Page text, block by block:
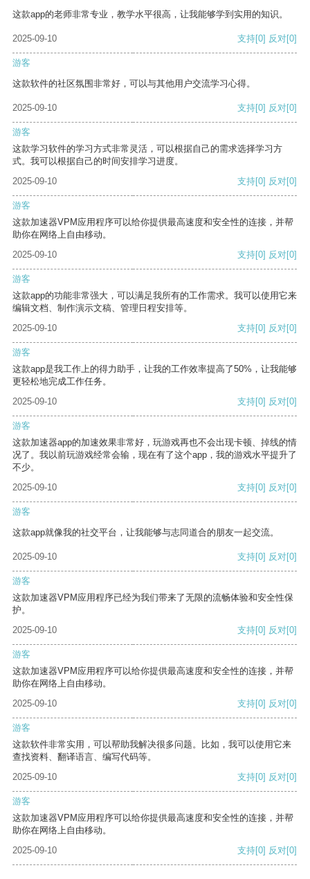
这款app的老师非常专业，教学水平很高，让我能够学到实用的知识。
2025-09-10 支持[0] 反对[0]
游客
这款软件的社区氛围非常好，可以与其他用户交流学习心得。
2025-09-10 支持[0] 反对[0]
游客
这款学习软件的学习方式非常灵活，可以根据自己的需求选择学习方
式。我可以根据自己的时间安排学习进度。
2025-09-10
支持[0] 反对[0]
游客
这款加速器VPM应用程序可以给你提供最高速度和安全性的连接，并帮
助你在网络上自由移动。
2025-09-10
支持[0] 反对[0]
游客
这款app的功能非常强大，可以满足我所有的工作需求。我可以使用它来
编辑文档、制作演示文稿、管理日程安排等。
2025-09-10
支持[0] 反对[0]
游客
这款app是我工作上的得力助手，让我的工作效率提高了50%，让我能够
更轻松地完成工作任务。
2025-09-10
支持[0] 反对[0]
游客
这款加速器app的加速效果非常好，玩游戏再也不会出现卡顿、掉线的情
况了。我以前玩游戏经常会输，现在有了这个app，我的游戏水平提升了
不少。
2025-09-10
支持[0] 反对[0]
游客
这款app就像我的社交平台，让我能够与志同道合的朋友一起交流。
2025-09-10 支持[0] 反对[0]
游客
这款加速器VPM应用程序已经为我们带来了无限的流畅体验和安全性保
护。
2025-09-10
支持[0] 反对[0]
游客
这款加速器VPM应用程序可以给你提供最高速度和安全性的连接，并帮
助你在网络上自由移动。
2025-09-10
支持[0] 反对[0]
游客
这款软件非常实用，可以帮助我解决很多问题。比如，我可以使用它来
查找资料、翻译语言、编写代码等。
2025-09-10
支持[0] 反对[0]
游客
这款加速器VPM应用程序可以给你提供最高速度和安全性的连接，并帮
助你在网络上自由移动。
2025-09-10
支持[0] 反对[0]